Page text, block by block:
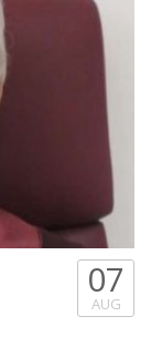
07
AUG